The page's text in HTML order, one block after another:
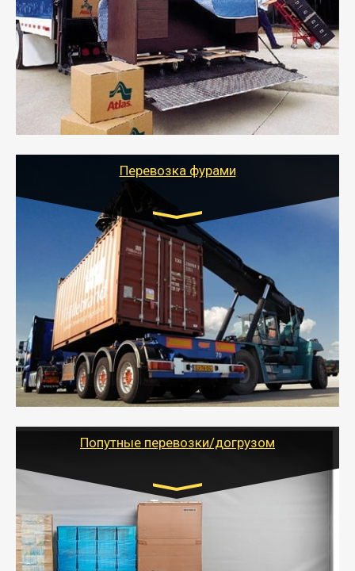
- Служебный или военный переезд может быть на
отдельном авто или догрузом (по меньшей
стоимости).
- Тайгер Логистик подберет автотранспорт, быстро и
качественно организует переезд к новому месту
службы или работы с гарантией сохранности груза и
оформлением документов, подтверждающих
Перевозка фурами
Транспорт:
Еврофура Тент от 5 до 10 тонн
грузоподъемность
от 10 000 руб. Возможен догруз
- Доставка фурой до 20 т возможна для больших
объемов грузов, упакованных в коробки, мешки,
паллеты и россыпью в самые отдаленные места
России с гарантией полной сохранности.
- Тайгер Логистик предоставляет услуги по
грузоперевозкам для физических и юридических лиц
Попутные перевозки/догрузом
Транспорт:
Газель (1,5 и 3 тонны), Бычок, Еврофура от 5 до
10 тонн
от 5000 руб. Возможен догруз